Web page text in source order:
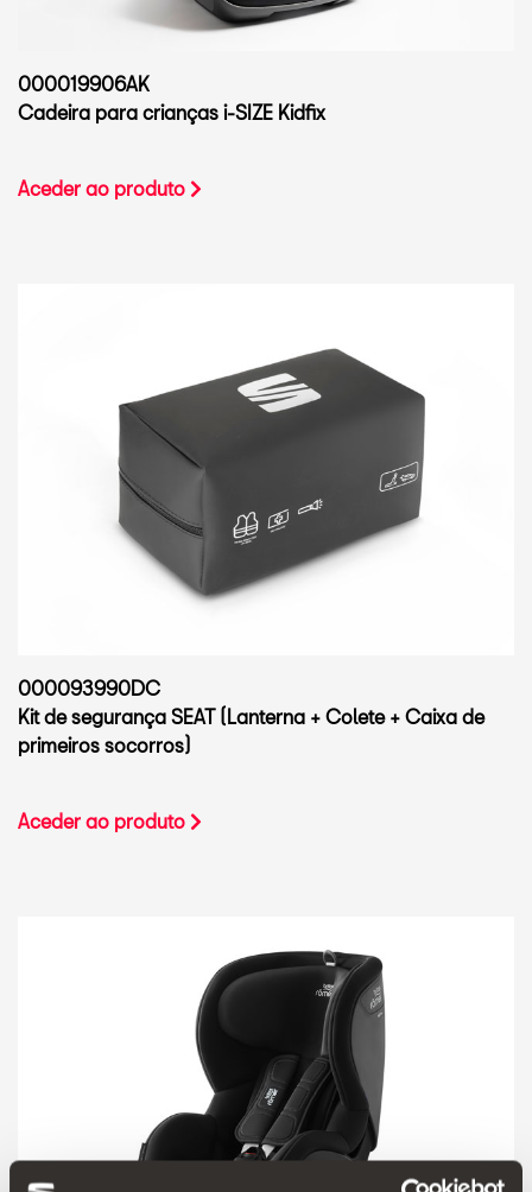
000019906AK
Cadeira para crianças i-SIZE Kidfix
Aceder ao produto
000093990DC
Kit de segurança SEAT (Lanterna + Colete + Caixa de
primeiros socorros)
Aceder ao produto